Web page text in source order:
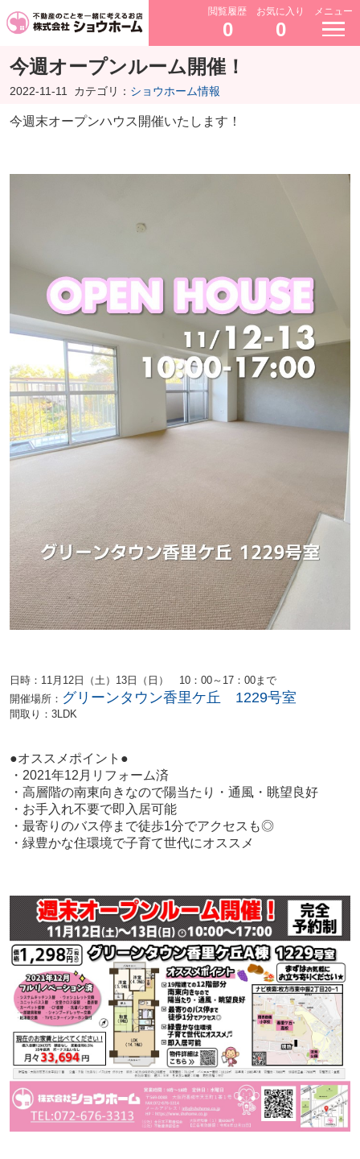
閲覧履歴
0
お気に入り
0
メニュー
今週オープンルーム開催！
2022-11-11 カテゴリ： ショウホーム情報
今週末オープンハウス開催いたします！
日時：11月12日（土）13日（日） 10：00～17：00まで
開催場所： グリーンタウン香里ケ丘 1229号室
間取り：3LDK
●オススメポイント●
・2021年12月リフォーム済
・高層階の南東向きなので陽当たり・通風・眺望良好
・お手入れ不要で即入居可能
・最寄りのバス停まで徒歩1分でアクセスも◎
・緑豊かな住環境で子育て世代にオススメ